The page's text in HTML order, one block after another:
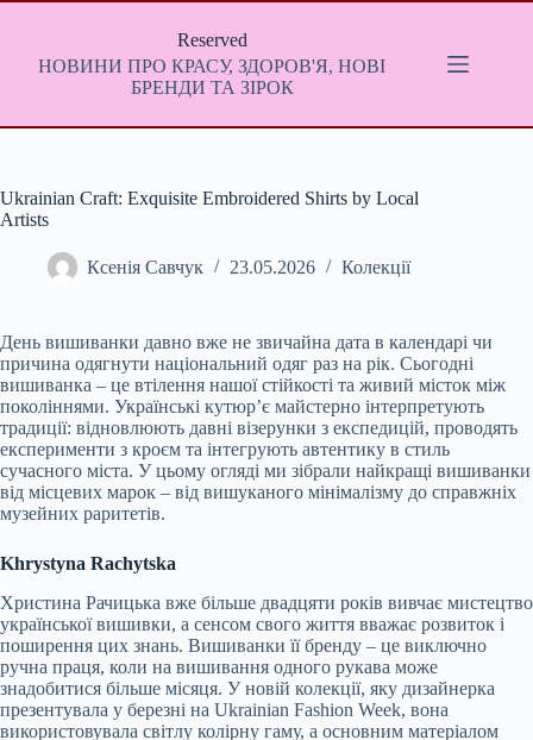
Перейти
Reserved
НОВИНИ ПРО КРАСУ, ЗДОРОВ'Я, НОВІ
БРЕНДИ ТА ЗІРОК
Ukrainian Craft: Exquisite Embroidered Shirts by Local
Artists
Ксенія Савчук 23.05.2026 Колекції
День вишиванки давно вже не звичайна дата в календарі чи
причина одягнути національний одяг раз на рік. Сьогодні
вишиванка – це втілення нашої стійкості та живий місток між
поколіннями. Українські кутюр’є майстерно інтерпретують
традиції: відновлюють давні візерунки з експедицій, проводять
експерименти з кроєм та інтегрують автентику в стиль
сучасного міста. У цьому огляді ми зібрали найкращі вишиванки
від місцевих марок – від вишуканого мінімалізму до справжніх
музейних раритетів.
Khrystyna Rachytska
Христина Рачицька вже більше двадцяти років вивчає мистецтво
української вишивки, а сенсом свого життя вважає розвиток і
поширення цих знань. Вишиванки її бренду – це виключно
ручна праця, коли на вишивання одного рукава може
знадобитися більше місяця. У новій колекції, яку дизайнерка
презентувала у березні на Ukrainian Fashion Week, вона
використовувала світлу колірну гаму, а основним матеріалом